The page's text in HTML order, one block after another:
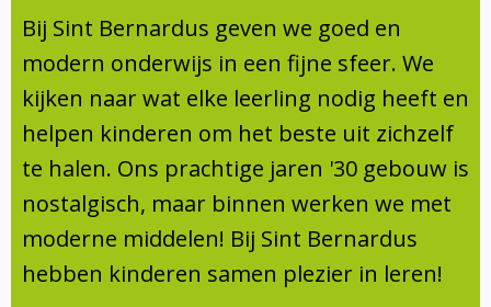
Onderwijs
Leerlingenraad
Leerlingenzorg
Doorstroomtoets
Jeugdprofessional op school
Centrum Jeugd en Gezin
Schoollogopedie
schoolondersteuningsprofiel
Schooltijden
Absentie
Vakanties
Aanmelden
Ouders
Ouderraad (OR)
Medezeggenschapsraad (MR)
Formulieren
Klachtenregeling
Contact
Bij Sint Bernardus geven we goed en
modern onderwijs in een fijne sfeer. We
kijken naar wat elke leerling nodig heeft en
helpen kinderen om het beste uit zichzelf
te halen. Ons prachtige jaren '30 gebouw is
nostalgisch, maar binnen werken we met
moderne middelen! Bij Sint Bernardus
hebben kinderen samen plezier in leren!